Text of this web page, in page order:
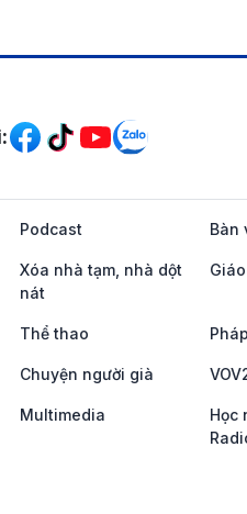
Podcast Bàn
Xóa nhà tạm, nhà dột
nát
Thể thao
Chuyện người già
Multimedia
Học